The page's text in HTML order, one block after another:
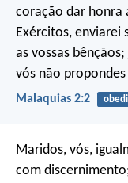
coração dar honra
Exércitos, enviarei
as vossas
vós não
Malaquias 2:2
Maridos, vós,
com